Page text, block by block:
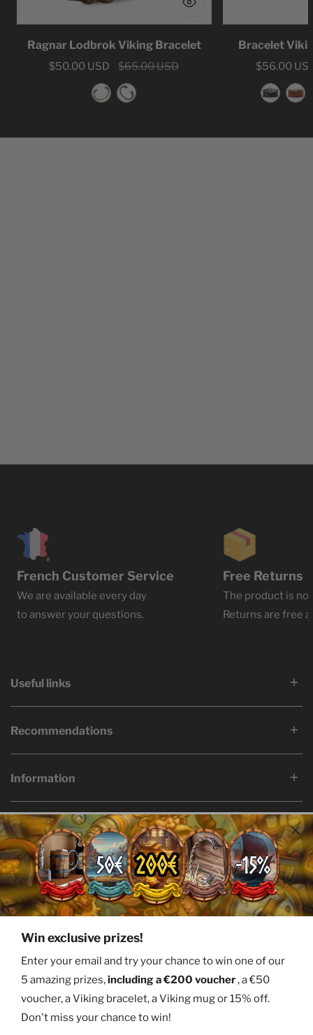
Ragnar Lodbrok Viking Bracelet
Sale
$50.00 USD
Regular
$65.00 USD
Bracelet
Sale
price
$56.00
Regular
price
French Customer Service
We are available every day
to answer your questions.
Free Returns
The product is
Returns are free
Useful links
Recommendations
Information
Language
English
Country/region
Bermuda (USD $)
© 2026,Ervald
Payment
methods
Win exclusive prizes!
Enter your email and try your chance to win one of our
5 amazing prizes,including a €200 voucher, a €50
voucher, a Viking bracelet, a Viking mug or 15% off.
Don't miss your chance to win!